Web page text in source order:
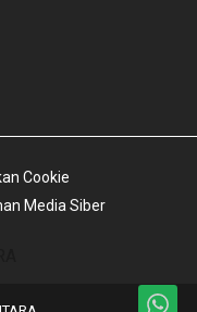
Cookie
Media Siber